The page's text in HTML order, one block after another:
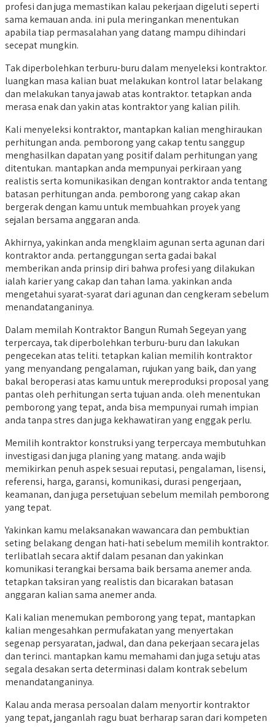
profesi dan juga memastikan kalau pekerjaan digeluti seperti
sama kemauan anda. ini pula meringankan menentukan
apabila tiap permasalahan yang datang mampu dihindari
secepat mungkin.
Tak diperbolehkan terburu-buru dalam menyeleksi kontraktor.
luangkan masa kalian buat melakukan kontrol latar belakang
dan melakukan tanya jawab atas kontraktor. tetapkan anda
merasa enak dan yakin atas kontraktor yang kalian pilih.
Kali menyeleksi kontraktor, mantapkan kalian menghiraukan
perhitungan anda. pemborong yang cakap tentu sanggup
menghasilkan dapatan yang positif dalam perhitungan yang
ditentukan. mantapkan anda mempunyai perkiraan yang
realistis serta komunikasikan dengan kontraktor anda tentang
batasan perhitungan anda. pemborong yang cakap akan
bergerak dengan kamu untuk membuahkan proyek yang
sejalan bersama anggaran anda.
Akhirnya, yakinkan anda mengklaim agunan serta agunan dari
kontraktor anda. pertanggungan serta gadai bakal
memberikan anda prinsip diri bahwa profesi yang dilakukan
ialah karier yang cakap dan tahan lama. yakinkan anda
mengetahui syarat-syarat dari agunan dan cengkeram sebelum
menandatanganinya.
Dalam memilah Kontraktor Bangun Rumah Segeyan yang
terpercaya, tak diperbolehkan terburu-buru dan lakukan
pengecekan atas teliti. tetapkan kalian memilih kontraktor
yang menyandang pengalaman, rujukan yang baik, dan yang
bakal beroperasi atas kamu untuk mereproduksi proposal yang
pantas oleh perhitungan serta tujuan anda. oleh menentukan
pemborong yang tepat, anda bisa mempunyai rumah impian
anda tanpa stres dan juga kekhawatiran yang enggak perlu.
Memilih kontraktor konstruksi yang terpercaya membutuhkan
investigasi dan juga planing yang matang. anda wajib
memikirkan penuh aspek sesuai reputasi, pengalaman, lisensi,
referensi, harga, garansi, komunikasi, durasi pengerjaan,
keamanan, dan juga persetujuan sebelum memilah pemborong
yang tepat.
Yakinkan kamu melaksanakan wawancara dan pembuktian
seting belakang dengan hati-hati sebelum memilih kontraktor.
terlibatlah secara aktif dalam pesanan dan yakinkan
komunikasi terangkai bersama baik bersama anemer anda.
tetapkan taksiran yang realistis dan bicarakan batasan
anggaran kalian sama anemer anda.
Kali kalian menemukan pemborong yang tepat, mantapkan
kalian mengesahkan permufakatan yang menyertakan
segenap persyaratan, jadwal, dan dana pekerjaan secara jelas
dan terinci. mantapkan kamu memahami dan juga setuju atas
segala desakan serta determinasi dalam kontrak sebelum
menandatanganinya.
Kalau anda merasa persoalan dalam menyortir kontraktor
yang tepat, janganlah ragu buat berharap saran dari kompeten